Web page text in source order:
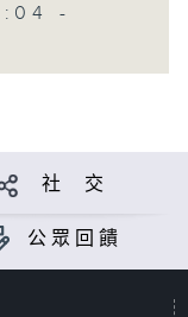
-
社 交
公眾回饋